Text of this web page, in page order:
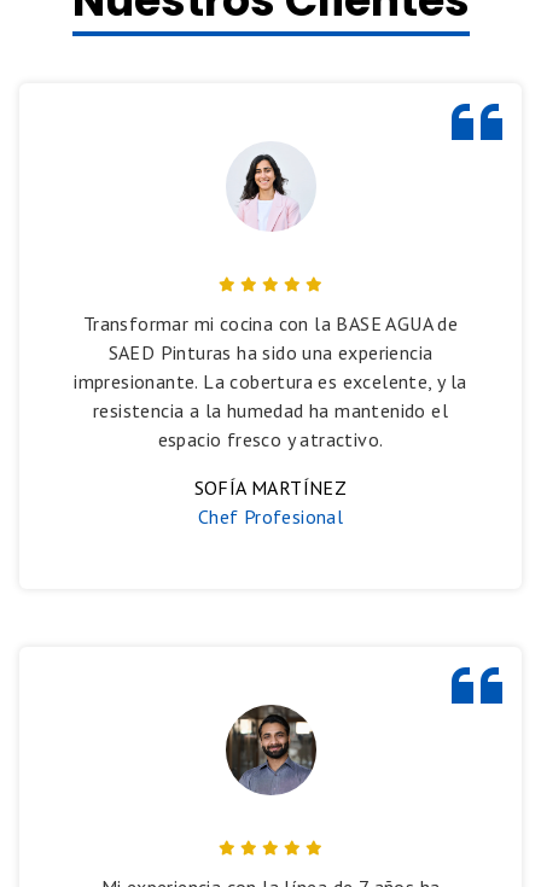
Transformar mi cocina con la BASE AGUA de
SAED Pinturas ha sido una experiencia
impresionante. La cobertura es excelente, y la
resistencia a la humedad ha mantenido el
espacio fresco y atractivo.
SOFÍA MARTÍNEZ
Chef Profesional